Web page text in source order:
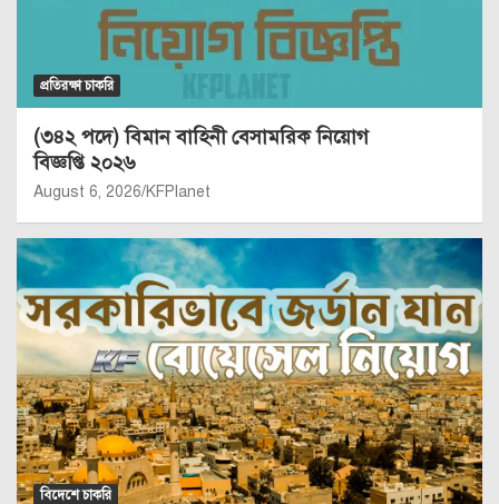
প্রতিরক্ষা চাকরি
(৩৪২ পদে) বিমান বাহিনী বেসামরিক নিয়োগ
বিজ্ঞপ্তি ২০২৬
August 6, 2026 KFPlanet
বিদেশে চাকরি